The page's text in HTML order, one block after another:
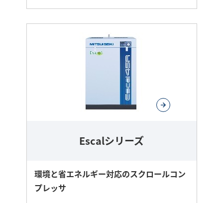
に
Escalシリーズ
環境と省エネルギー対応のスクロールコン
プレッサ